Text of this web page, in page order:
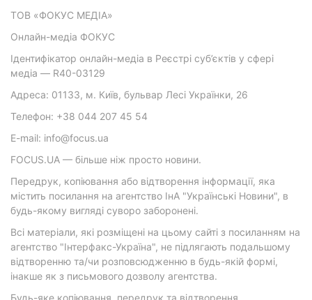
ТОВ «ФОКУС МЕДІА»
Онлайн-медіа ФОКУС
Ідентифікатор онлайн-медіа в Реєстрі суб’єктів у сфері
медіа — R40-03129
Адреса: 01133, м. Київ, бульвар Лесі Українки, 26
Телефон: +38 044 207 45 54
E-mail: info@focus.ua
FOCUS.UA — більше ніж просто новини.
Передрук, копіювання або відтворення інформації, яка
містить посилання на агентство ІнА "Українські Новини", в
будь-якому вигляді суворо заборонені.
Всі матеріали, які розміщені на цьому сайті з посиланням на
агентство "Інтерфакс-Україна", не підлягають подальшому
відтворенню та/чи розповсюдженню в будь-якій формі,
інакше як з письмового дозволу агентства.
Будь-яке копіювання, передрук та відтворення